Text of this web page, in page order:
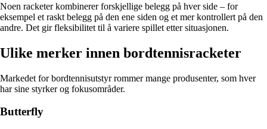
Noen racketer kombinerer forskjellige belegg på hver side – for
eksempel et raskt belegg på den ene siden og et mer kontrollert på den
andre. Det gir fleksibilitet til å variere spillet etter situasjonen.
Ulike merker innen bordtennisracketer
Markedet for bordtennisutstyr rommer mange produsenter, som hver
har sine styrker og fokusområder.
Butterfly